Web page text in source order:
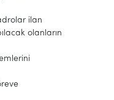
ilan
olanların